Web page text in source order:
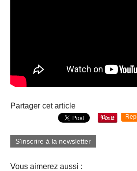
Partager cet article
S'inscrire à la newsletter
Vous aimerez aussi :